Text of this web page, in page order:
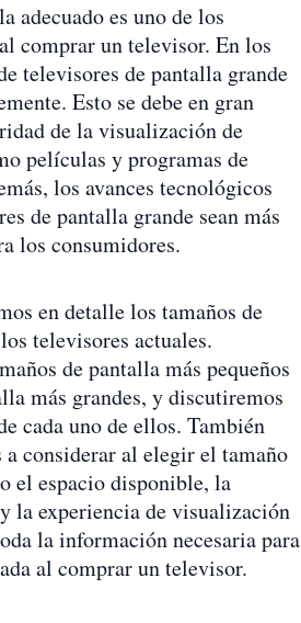
adecuado es uno de los
comprar un televisor. En los
televisores de pantalla grande
Esto se debe en gran
de la visualización de
películas y programas de
los avances tecnológicos
de pantalla grande sean más
los consumidores.
en detalle los tamaños de
televisores actuales.
de pantalla más pequeños
más grandes, y discutiremos
cada uno de ellos. También
considerar al elegir el tamaño
el espacio disponible, la
la experiencia de visualización
la información necesaria para
al comprar un televisor.